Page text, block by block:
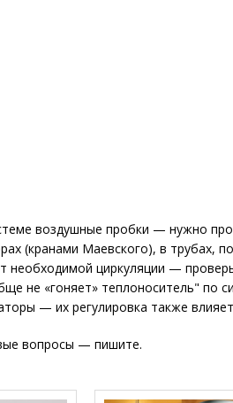
воздушные пробки — нужно
(кранами Маевского), в трубах,
необходимой циркуляции —
не «гоняет» теплоноситель" по
— их регулировка также
вопросы — пишите.